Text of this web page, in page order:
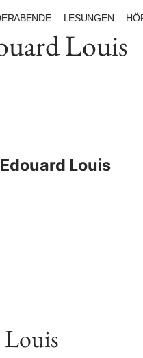
LESUNGEN
Louis
Louis
Louis